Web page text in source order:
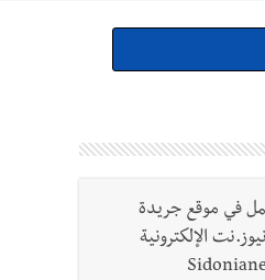
في موقع جريدة
الإلكترونية